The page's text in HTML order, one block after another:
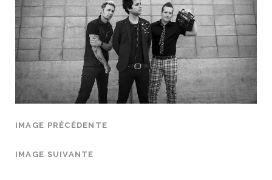
IMAGE PRÉCÉDENTE
IMAGE SUIVANTE